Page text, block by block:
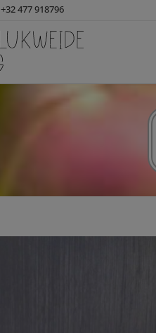
+32 477 918796